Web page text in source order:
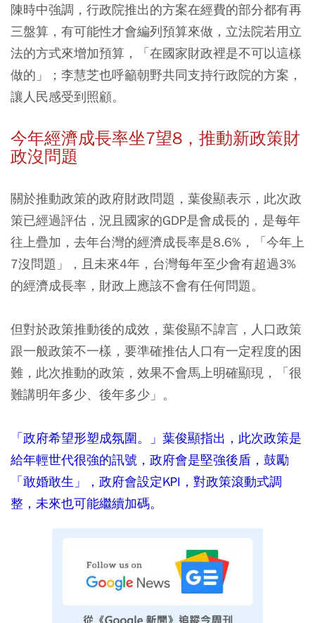
陳時中強調，行政院推出的方案在經費的部分都有再
三盤算，有可能性才會編列預算來做，立法院若用立
法的方式來增加預算，「在國家財政裡是不可以這樣
做的」；李慧芝也呼籲朝野共同支持行政院的方案，
讓人民感受到照顧。
今年經濟成長率坐7望8，推動新政策財
政沒問題
關於推動政策的政府財政問題，葉俊顯表示，此次政
策已經過評估，況且國家的GDP是會成長的，是每年
往上疊加，去年台灣的經濟成長率是8.6%，「今年上
7沒問題」，且未來4年，台灣每年至少會有超過3%
的經濟成長率，財政上應該不會有任何問題。
但對於政策推動後的成效，葉俊顯不諱言，人口政策
跟一般政策不一樣，要準確推估人口有一定程度的困
難，此次推動的政策，效果不會馬上明確顯現，「很
難講明年多少、後年多少」。
「政府希望形塑成氛圍。」葉俊顯指出，此次政策是
給年輕世代很強的訊號，政府會是堅強後盾，鼓勵
「敢婚敢生」，政府會設定KPI，對政策滾動式調
整，未來也可能繼續加碼。